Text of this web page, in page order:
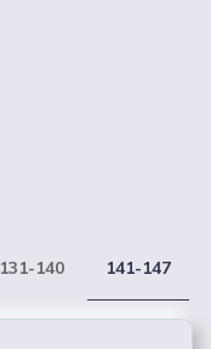
131-140 141-147